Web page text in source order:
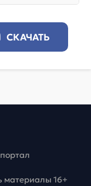
СКАЧАТЬ
материалы 16+